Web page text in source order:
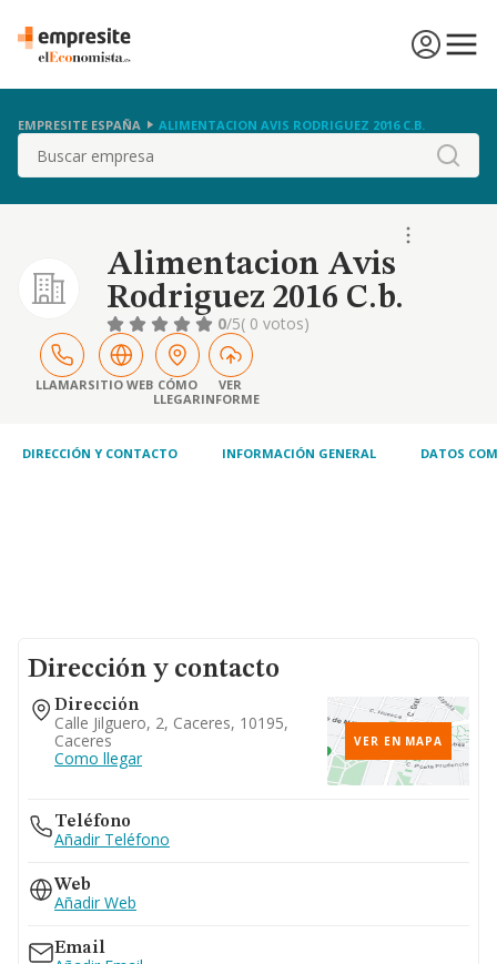
EMPRESITE ESPAÑA ALIMENTACION AVIS RODRIGUEZ 2016 C.B.
Buscar
Alimentacion Avis
Rodriguez 2016 C.b.
0/5( 0 votos)
LLAMARSITIO WEB CÓMO
LLEGAR
VER
INFORME
DIRECCIÓN Y CONTACTO INFORMACIÓN GENERAL DATOS
Dirección y contacto
Dirección
Calle Jilguero, 2, Caceres, 10195,
Caceres
Como llegar
VER EN MAPA
Teléfono
Añadir Teléfono
Web
Añadir Web
Email